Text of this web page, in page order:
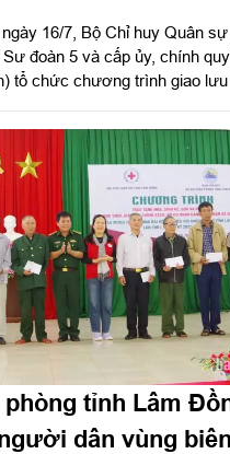
16/7, Bộ Chỉ huy Quân
đoàn 5 và cấp ủy, chính
tổ chức chương trình giao
làm công tác dân vận đợt 1
tỉnh Lâm
dân vùng